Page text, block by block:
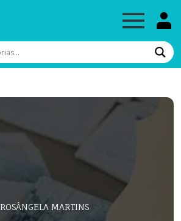
ROSÂNGELA MARTINS